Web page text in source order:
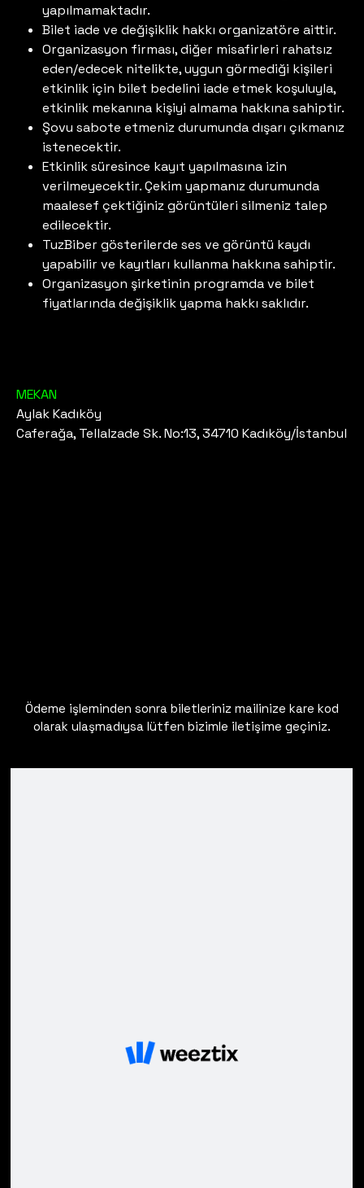
yapılmamaktadır.
Bilet iade ve değişiklik hakkı organizatöre aittir.
Organizasyon firması, diğer misafirleri rahatsız
eden/edecek nitelikte, uygun görmediği kişileri
etkinlik için bilet bedelini iade etmek koşuluyla,
etkinlik mekanına kişiyi almama hakkına sahiptir.
Şovu sabote etmeniz durumunda dışarı çıkmanız
istenecektir.
Etkinlik süresince kayıt yapılmasına izin
verilmeyecektir. Çekim yapmanız durumunda
maalesef çektiğiniz görüntüleri silmeniz talep
edilecektir.
TuzBiber gösterilerde ses ve görüntü kaydı
yapabilir ve kayıtları kullanma hakkına sahiptir.
Organizasyon şirketinin programda ve bilet
fiyatlarında değişiklik yapma hakkı saklıdır.
MEKAN
Aylak Kadıköy
Caferağa, Tellalzade Sk. No:13, 34710 Kadıköy/İstanbul
Ödeme işleminden sonra biletleriniz mailinize kare kod
olarak ulaşmadıysa lütfen bizimle iletişime geçiniz.